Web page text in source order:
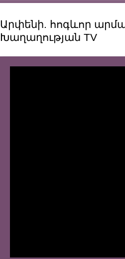
Արփենի. հոգևոր
Խաղաղության TV